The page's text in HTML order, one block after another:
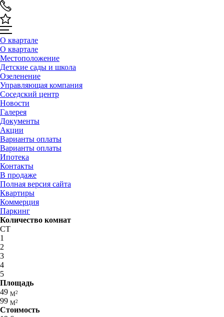
О квартале
О квартале
Местоположение
Детские сады и школа
Озеленение
Управляющая компания
Соседский центр
Новости
Галерея
Документы
Акции
Варианты оплаты
Варианты оплаты
Ипотека
Контакты
В продаже
Полная версия сайта
Квартиры
Коммерция
Паркинг
Количество комнат
СТ
1
2
3
4
5
Площадь
49 М2
99 М2
Стоимость